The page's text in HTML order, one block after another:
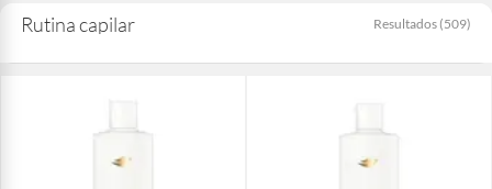
Rutina capilar Resultados (509)